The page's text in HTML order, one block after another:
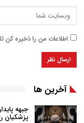
اطلاعات من را ذخیره کن
آخرین ها
جبهه
پزشکیان